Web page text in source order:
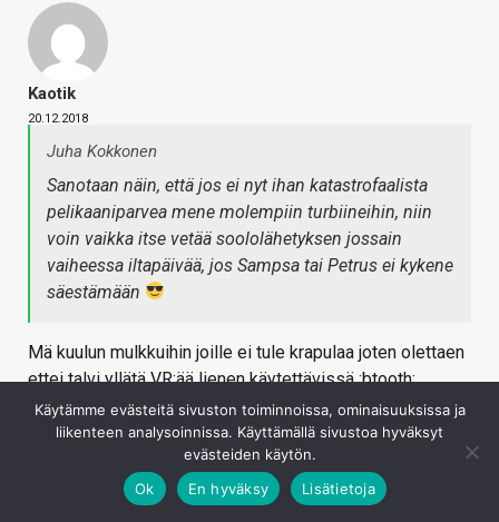
Kaotik
20.12.2018
Juha Kokkonen
Sanotaan näin, että jos ei nyt ihan katastrofaalista
pelikaaniparvea mene molempiin turbiineihin, niin
voin vaikka itse vetää soololähetyksen jossain
vaiheessa iltapäivää, jos Sampsa tai Petrus ei kykene
säestämään
Mä kuulun mulkkuihin joille ei tule krapulaa joten olettaen
ettei talvi yllätä VR:ää lienen käytettävissä :btooth:
Kirjaudu sisään vastataksesi
Käytämme evästeitä sivuston toiminnoissa, ominaisuuksissa ja
liikenteen analysoinnissa. Käyttämällä sivustoa hyväksyt
evästeiden käytön.
Ok
En hyväksy Lisätietoja